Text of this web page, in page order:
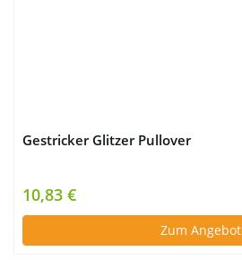
Gestricker Glitzer Pullover
10,83 €
Zum Angebot